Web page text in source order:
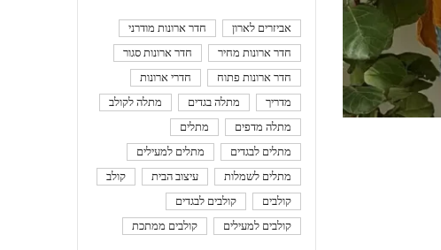
אביזרים לארון
חדר ארונות מודרני
חדר ארונות מחיר
חדר ארונות סגור
חדר ארונות פתוח
חדרי ארונות
מדריך
מתלה בגדים
מתלה לקולב
מתלה מדפים
מתלים
מתלים לבגדים
מתלים למעילים
מתלים לשמלות
עיצוב הבית
קולב
קולבים
קולבים לבגדים
קולבים למעילים
קולבים ממתכת